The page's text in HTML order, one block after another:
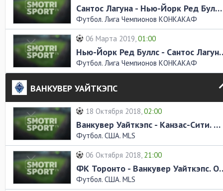
Сантос Лагуна - Нью-Йорк Ред Буллс. Обзор матча
Футбол. Лига Чемпионов КОНКАКАФ
06 Марта 2019,01:00
Нью-Йорк Ред
Футбол. Лига Чемпионов КОНКАКАФ
ВАНКУВЕР УАЙТКЭПС
18 Октября 2018,02:00
Ванкувер Уайткэпс - Канзас-Сити. Обзор матча
Футбол. США. MLS
06 Октября 2018, 21:00
ФК Торонто -
Футбол. США. MLS